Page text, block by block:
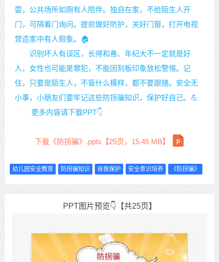
耍，公共场所如厕有人陪伴。独自在家，不给陌生人开
门，可隔着门询问。提前做好防护，关好门窗，打开电视
营造家中有人假象。🏠
识别坏人有误区，长得和善、年纪大不一定就是好
人，女性也可能是罪犯，不能因刻板印象放松警惕。记
住，只要是陌生人，不管什么模样，都不要跟随。安全无
小事，小朋友们要牢记这些防拐骗知识，保护好自己。💪
更多内容请下载PPT👇
下载《防拐骗》.pptx【25页，15.45 MB】
幼儿园安全教育 防拐骗知识 自我保护 安全意识培养 《防拐骗》
PPT图片预览👇【共25页】